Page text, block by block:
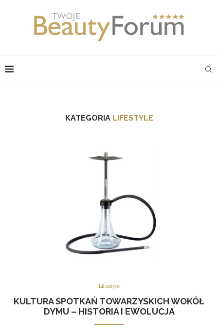
KATEGORIA LIFESTYLE
Lifestyle
KULTURA SPOTKAŃ TOWARZYSKICH WOKÓŁ
DYMU – HISTORIA I EWOLUCJA